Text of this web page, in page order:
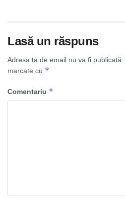
Lasă un răspuns
Adresa ta de email nu va fi publicată.
marcate cu *
Comentariu *